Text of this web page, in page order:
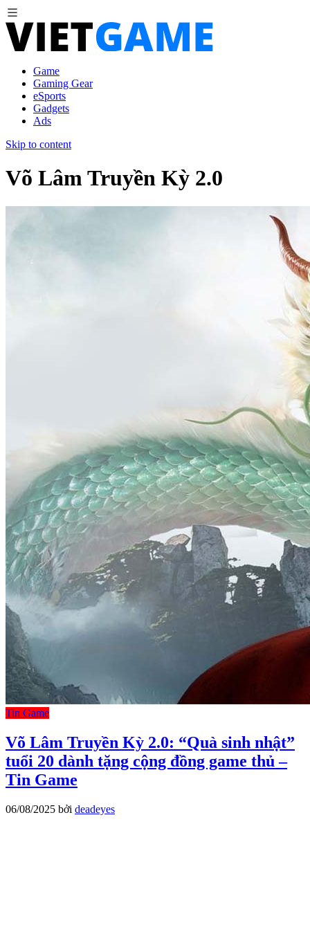
Game
Gaming Gear
eSports
Gadgets
Ads
Skip to content
Võ Lâm Truyền Kỳ 2.0
Tin Game
Võ Lâm Truyền Kỳ 2.0: “Quà sinh nhật”
tuổi 20 dành tặng cộng đồng game thủ –
Tin Game
06/08/2025 bởi deadeyes